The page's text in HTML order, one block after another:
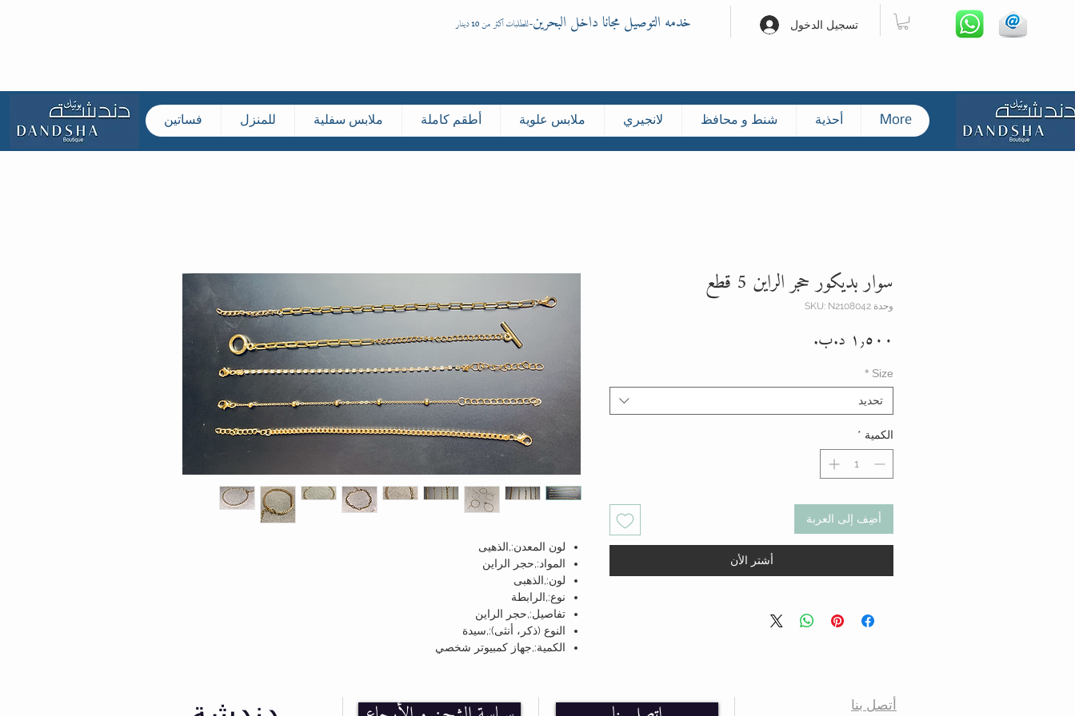
خدمه التوصيل مجانا داخل البحرين-للطلبات اكثر من 10 دينار تسجيل الدخول
فساتين للمنزل ملابس سفلية أطقم كاملة ملابس علوية لانجيري شنط و محافظ أحذية More
لون المعدن:,الذهيى
المواد:,حجر الراين
لون:,الذهبى
نوع:,الرابطة
تفاصيل:,حجر الراين
النوع (ذكر، أنثى):,سيدة
الكمية:,جهاز كمبيوتر شخصي
سوار بديكور حجر الراين 5 قطع
وحدة SKU: N2108042
Size
*
تحديد
الكمية *
أضِف إلى العربة
أشتر الأن
أتصل بنا